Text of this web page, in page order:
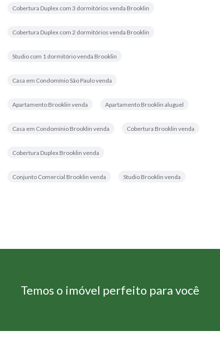
Cobertura Duplex com 3 dormitórios venda Brooklin
Cobertura Duplex com 2 dormitórios venda Brooklin
Studio com 1 dormitório venda Brooklin
Casa em Condomínio São Paulo venda
Apartamento Brooklin venda Apartamento Brooklin aluguel
Casa em Condomínio Brooklin venda Cobertura Brooklin venda
Cobertura Duplex Brooklin venda
Conjunto Comercial Brooklin venda Studio Brooklin venda
Temos o imóvel perfeito para você